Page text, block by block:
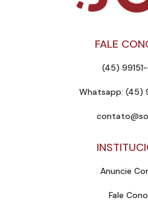
FALE
(45)
Whatsapp: (45)
Anuncie
Fale